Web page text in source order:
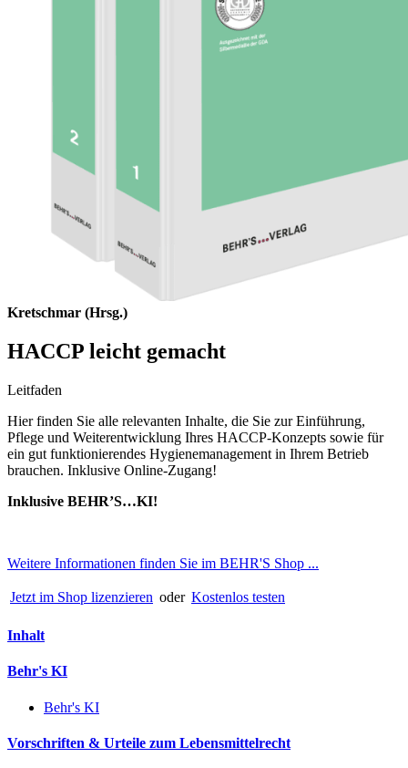
Kretschmar (Hrsg.)
HACCP leicht gemacht
Leitfaden
Hier finden Sie alle relevanten Inhalte, die Sie zur Einführung,
Pflege und Weiterentwicklung Ihres HACCP-Konzepts sowie für
ein gut funktionierendes Hygienemanagement in Ihrem Betrieb
brauchen. Inklusive Online-Zugang!
Inklusive BEHR’S…KI!
Weitere Informationen finden Sie im BEHR'S Shop ...
Jetzt im Shop lizenzieren oder Kostenlos testen
Inhalt
Behr's KI
Behr's KI
Vorschriften & Urteile zum Lebensmittelrecht